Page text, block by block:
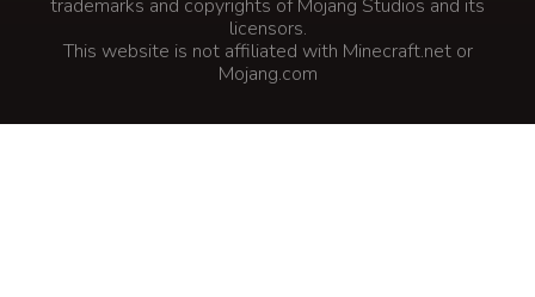
trademarks and copyrights of Mojang Studios and its
licensors.
This website is not affiliated with Minecraft.net or
Mojang.com